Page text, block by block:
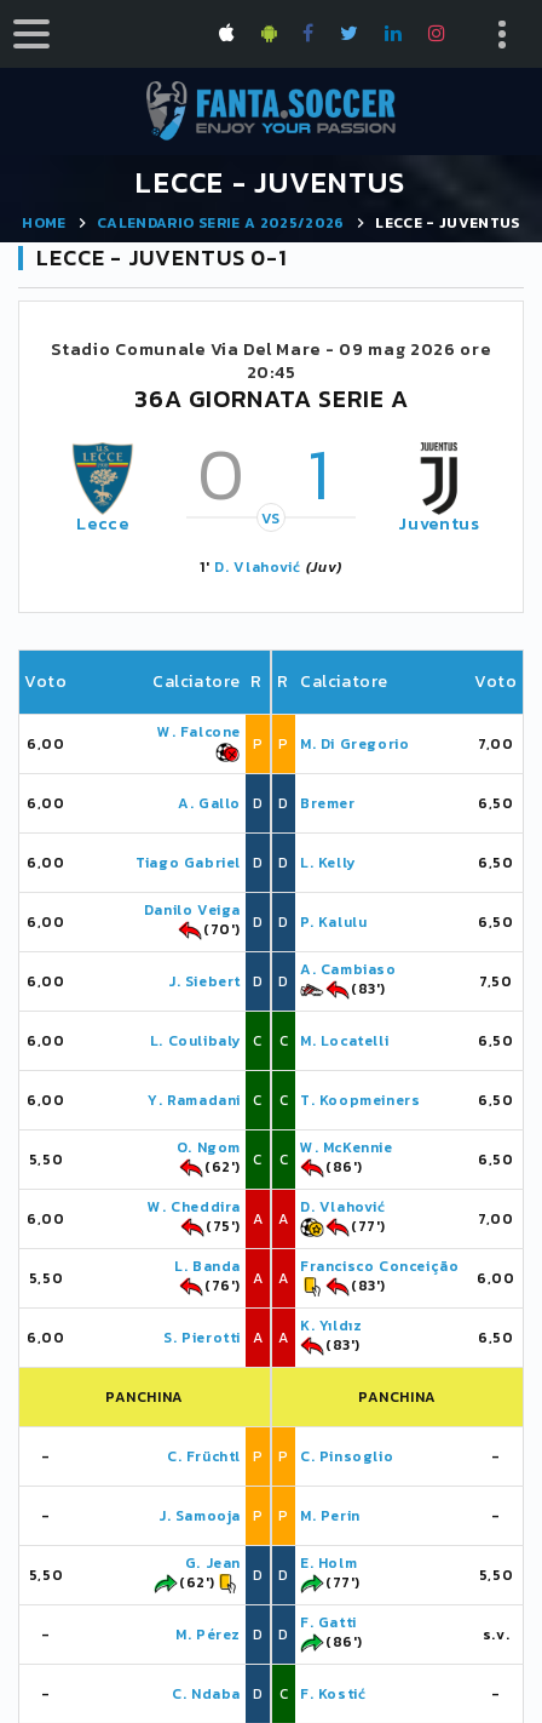
LECCE - JUVENTUS
HOME CALENDARIO SERIE A 2025/2026 LECCE - JUVENTUS
LECCE - JUVENTUS 0-1
Stadio Comunale Via Del Mare - 09 mag 2026 ore
20:45
36A GIORNATA SERIE A
Lecce 0 1
VS Juventus
1' D. Vlahović (Juv)
Voto Calciatore R
6,00
W. Falcone
P
6,00 A. Gallo D
6,00 Tiago Gabriel D
6,00
Danilo Veiga
(70')
D
6,00 J. Siebert D
6,00 L. Coulibaly C
6,00 Y. Ramadani C
5,50
O. Ngom
(62')
C
6,00
W. Cheddira
(75')
A
5,50
L. Banda
(76')
A
6,00 S. Pierotti A
PANCHINA
- C. Früchtl P
- J. Samooja P
5,50
G. Jean
(62')
D
- M. Pérez D
- C. Ndaba D
R Calciatore Voto
P M. Di Gregorio 7,00
D Bremer 6,50
D L. Kelly 6,50
D P. Kalulu 6,50
D
A. Cambiaso
(83')
7,50
C M. Locatelli 6,50
C T. Koopmeiners 6,50
C
W. McKennie
(86')
6,50
A
D. Vlahović
(77')
7,00
A
Francisco Conceição
(83')
6,00
A
K. Yıldız
(83')
6,50
PANCHINA
P C. Pinsoglio -
P M. Perin -
D
E. Holm
(77')
5,50
D
F. Gatti
(86')
s.v.
C F. Kostić -